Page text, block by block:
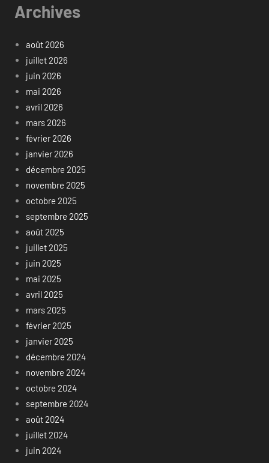
Archives
août 2026
juillet 2026
juin 2026
mai 2026
avril 2026
mars 2026
février 2026
janvier 2026
décembre 2025
novembre 2025
octobre 2025
septembre 2025
août 2025
juillet 2025
juin 2025
mai 2025
avril 2025
mars 2025
février 2025
janvier 2025
décembre 2024
novembre 2024
octobre 2024
septembre 2024
août 2024
juillet 2024
juin 2024